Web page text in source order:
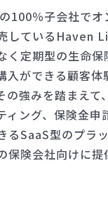
100％子会社でオ
しているHaven
く定期型の生命保
入ができる顧客体
の強みを踏まえて
ィング、保険金申
るSaaS型のプラ
保険会社向けに提